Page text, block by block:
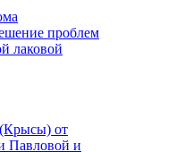
проблем
лаковой
от
Павловой и